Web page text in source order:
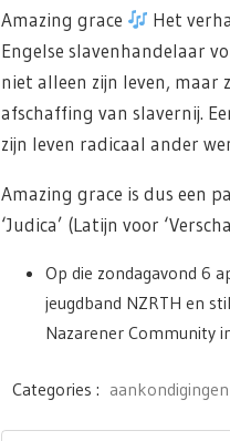
Amazing grace
Het
Engelse slavenhandelaar
niet alleen zijn leven, maar
afschaffing van slavernij.
zijn leven radicaal ander
Amazing grace is dus een
‘Judica’ (Latijn voor
Op die zondagavond 6
jeugdband NZRTH en
Nazarener Community
Categories : aankondigingen
Bericht